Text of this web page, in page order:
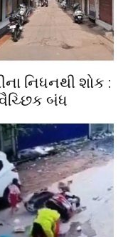
નિધનથી શોક :
બંધ